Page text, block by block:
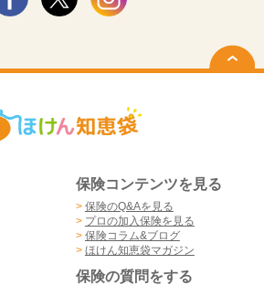
保険コンテンツを見る
> 保険のQ&Aを見る
> プロの加入保険を見る
> 保険コラム&ブログ
> ほけん知恵袋マガジン
保険の質問をする